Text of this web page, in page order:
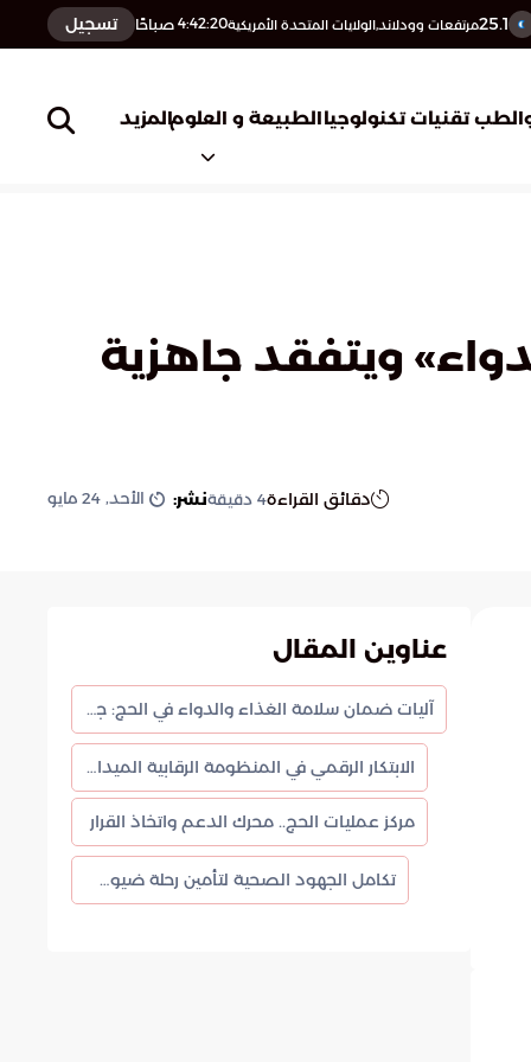
25.1مرتفعات وودلاند,الولايات المتحدة الأمريكية4:42:21 صباحًا تسجيل
تقنيات تكنولوجياالطبيعة و العلومالمزيد
ويتفقد جاهزية
دقائق القراءة4 دقيقةنشر: الأحد, 24 مايو
عناوين المقال
آليات ضمان سلامة الغذاء والدواء في الحج: جولات ميدانية وتقنيات متطورة
الابتكار الرقمي في المنظومة الرقابية الميدانية
مركز عمليات الحج.. محرك الدعم واتخاذ القرار
تكامل الجهود الصحية لتأمين رحلة ضيوف الرحمن